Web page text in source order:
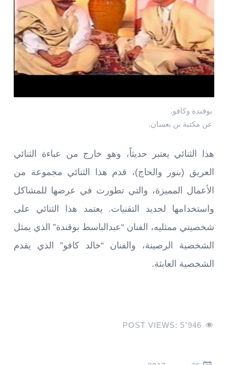
بوقندة وكافو.
عن مكتبة بن نعسان.
هذا الثنائي يعتبر حديثاً، وهو خارج من عباءة الثنائي
العريق (بنور والحاج)، قدم هذا الثنائي مجموعة من
الأعمال المميزة، والتي تطورت في عرضها للمشاكل
واستخدامها لجديد التقنيات. يعتمد هذا الثنائي على
شخصيتي ممثليه، الفنان “عبدالباسط بوقندة” الذي يمثل
الشخصية الرصينة، والفنان “خالد كافو” الذي يقدم
الشخصية العابثة.
POST VIEWS: 5٬946